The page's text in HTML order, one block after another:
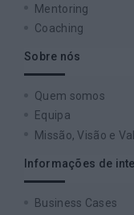
Mentoring
Coaching
Sobre nós
Quem somos
Equipa
Missão, Visão e
Informações de
Business Cases